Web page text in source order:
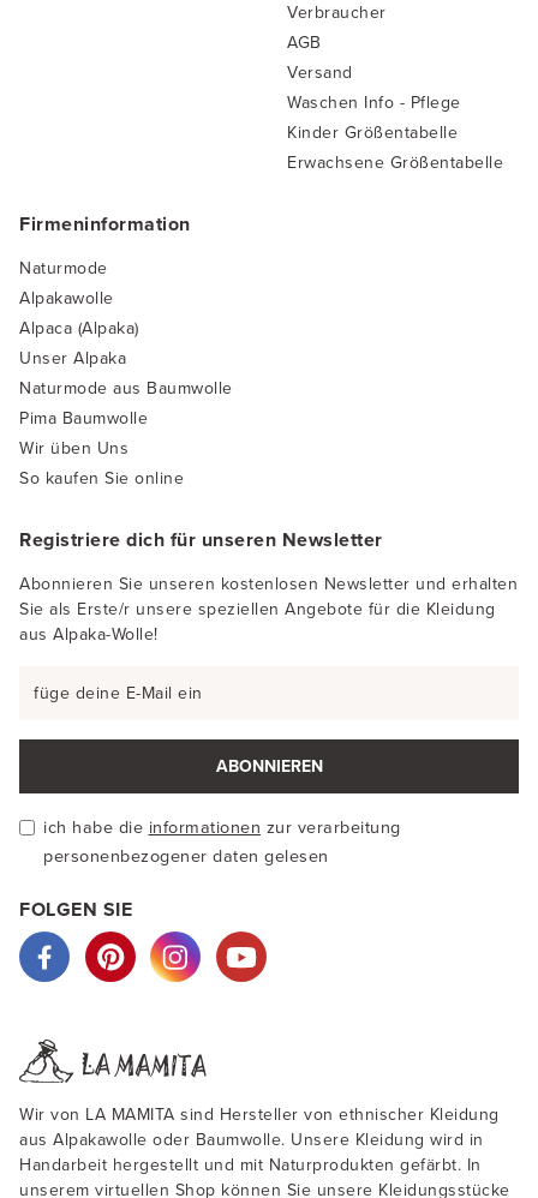
Firmeninformation
Naturmode
Alpakawolle
Alpaca (Alpaka)
Unser Alpaka
Naturmode aus Baumwolle
Pima Baumwolle
Wir üben Uns
So kaufen Sie online
Verbraucher
AGB
Versand
Waschen Info - Pflege
Kinder Größentabelle
Erwachsene Größentabelle
Registriere dich für unseren Newsletter
Abonnieren Sie unseren kostenlosen Newsletter und erhalten
Sie als Erste/r unsere speziellen Angebote für die Kleidung
aus Alpaka-Wolle!
ABONNIEREN
ich habe die informationen zur verarbeitung
personenbezogener daten gelesen
FOLGEN SIE
Wir von LA MAMITA sind Hersteller von ethnischer Kleidung
aus Alpakawolle oder Baumwolle. Unsere Kleidung wird in
Handarbeit hergestellt und mit Naturprodukten gefärbt. In
unserem virtuellen Shop können Sie unsere Kleidungsstücke